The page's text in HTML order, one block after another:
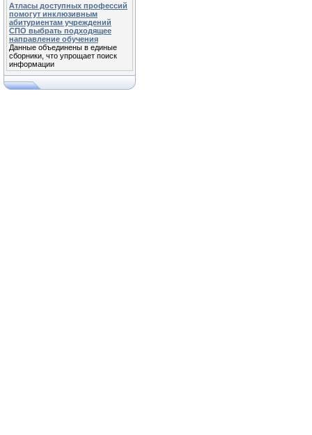
Атласы доступных профессий
помогут инклюзивным
абитуриентам учреждений
СПО выбрать подходящее
направление обучения
Данные объединены в единые
сборники, что упрощает поиск
информации